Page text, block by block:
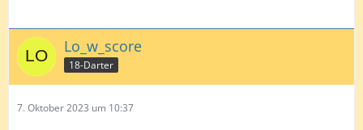
Ich schaffe es nicht mit 4 Pfeilen mich zu stellen.
SO ging es immer hin und her und jeder hatte im Leg
die Chance zu checken.
So stand es dann 3:3 und es lief in Richtung
Lo_w_score
18-Darter
7. Oktober 2023 um 10:37